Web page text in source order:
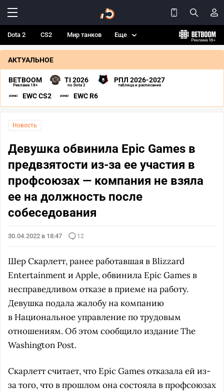
Dota 2 CS2 Мир танков Еще
АКТУАЛЬНОЕ
BETBOOM
Реклама 18+
TI 2026
по Dota 2
РПЛ 2026-2027
таблица и расписание
EWC CS2 EWC R6
Новость
Девушка обвинила Epic Games в
предвзятости из-за ее участия в
профсоюзах — компания не взяла
ее на должность после
собеседования
30.04.2022 в 18:47 12
Шер Скарлетт, ранее работавшая в Blizzard
Entertainment и Apple, обвинила Epic Games в
несправедливом отказе в приеме на работу.
Девушка подала жалобу на компанию
в Национальное управление по трудовым
отношениям. Об этом сообщило издание The
Washington Post.
Скарлетт считает, что Epic Games отказала ей из-
за того, что в прошлом она состояла в профсоюзах